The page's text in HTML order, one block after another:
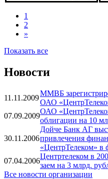
1
2
»
Показать все
Новости
11.11.2009
ММВБ
ОАО
07.09.2009
ОАО
облигации на 10
30.11.2006
Дойче Банк АГ
привлечения
«ЦентрТелеком» в
07.04.2006
Центртелеком в
заем на 3 млрд.
Все новости организации